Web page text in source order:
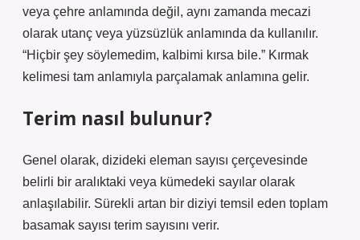
veya çehre anlamında değil, aynı zamanda mecazi
olarak utanç veya yüzsüzlük anlamında da kullanılır.
“Hiçbir şey söylemedim, kalbimi kırsa bile.” Kırmak
kelimesi tam anlamıyla parçalamak anlamına gelir.
Terim nasıl bulunur?
Genel olarak, dizideki eleman sayısı çerçevesinde
belirli bir aralıktaki veya kümedeki sayılar olarak
anlaşılabilir. Sürekli artan bir diziyi temsil eden toplam
basamak sayısı terim sayısını verir.